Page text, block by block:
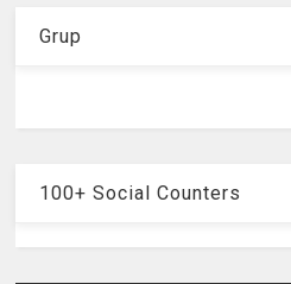
Grup
100+ Social Counters